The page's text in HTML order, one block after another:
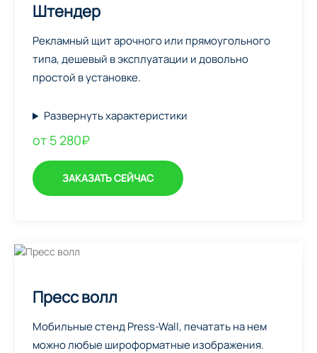
Штендер
Рекламный щит арочного или прямоугольного
типа, дешевый в эксплуатации и довольно
простой в установке.
Развернуть характеристики
от 5 280₽
ЗАКАЗАТЬ СЕЙЧАС
Пресс волл
Мобильные стенд Press-Wall, печатать на нем
можно любые широформатные изображения.